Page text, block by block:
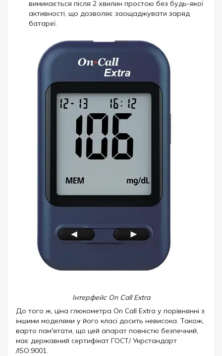
вимикається після 2 хвилин простою без будь-якої
активності, що дозволяє заощаджувати заряд
батареї.
Інтерфейс On Call Extra
До того ж, ціна глюкометра On Call Extra у порівнянні з
іншими моделями у його класі досить невисока. Також,
варто пам'ятати, що цей апарат повністю безпечний,
має державний сертифікат ГОСТ/ Укрстандарт
/ISO:9001.